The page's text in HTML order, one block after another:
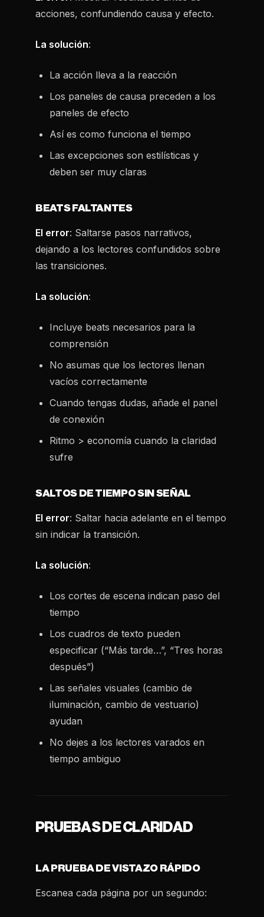
acciones, confundiendo causa y efecto.
La solución:
La acción lleva a la reacción
Los paneles de causa preceden a los
paneles de efecto
Así es como funciona el tiempo
Las excepciones son estilísticas y
deben ser muy claras
BEATS FALTANTES
El error: Saltarse pasos narrativos,
dejando a los lectores confundidos sobre
las transiciones.
La solución:
Incluye beats necesarios para la
comprensión
No asumas que los lectores llenan
vacíos correctamente
Cuando tengas dudas, añade el panel
de conexión
Ritmo > economía cuando la claridad
sufre
SALTOS DE TIEMPO SIN SEÑAL
El error: Saltar hacia adelante en el tiempo
sin indicar la transición.
La solución:
Los cortes de escena indican paso del
tiempo
Los cuadros de texto pueden
especificar (“Más tarde…”, “Tres horas
después”)
Las señales visuales (cambio de
iluminación, cambio de vestuario)
ayudan
No dejes a los lectores varados en
tiempo ambiguo
PRUEBAS DE CLARIDAD
LA PRUEBA DE VISTAZO RÁPIDO
Escanea cada página por un segundo: